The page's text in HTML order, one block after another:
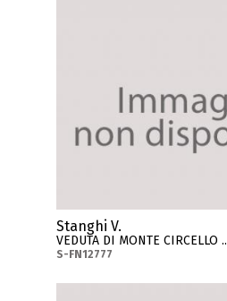
Stanghi V.
VEDUTA DI MONTE CIRCELLO ..
S-FN12777